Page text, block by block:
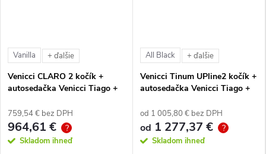
Vanilla + ďalšie
Venicci CLARO 2 kočík +
autosedačka Venicci Tiago +
759,54 € bez DPH
964,61 € ?
Skladom ihneď
All Black + ďalšie
Venicci Tinum UPline2 kočík +
autosedačka Venicci Tiago +
od 1 005,80 € bez DPH
od 1 277,37 € ?
Skladom ihneď